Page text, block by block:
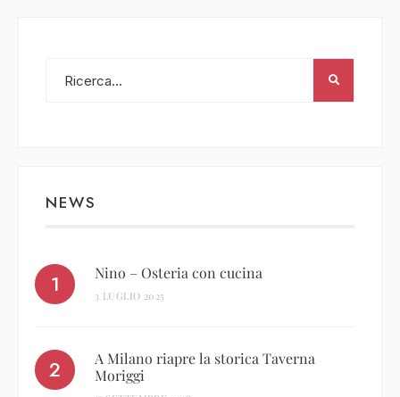
NEWS
Nino – Osteria con cucina
3 LUGLIO 2025
A Milano riapre la storica Taverna
Moriggi